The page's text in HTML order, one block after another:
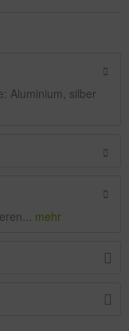
Aluminium, silber
mehr